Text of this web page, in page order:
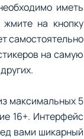
иметь
на кнопку
самостоятельно
на самую
максимальных 5
16+. Интерфейс
вами шикарный